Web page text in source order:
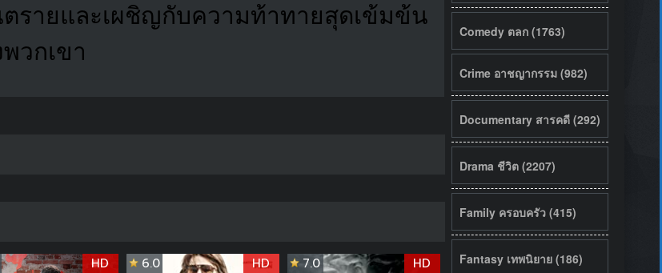
รายและเผชิญกับความท้าทายสุดเข้มข้น
วกเขา
HD 6.0 HD 7.0 HD
Comedy ตลก (1763)
Crime อาชญากรรม (982)
Documentary สารคดี (292)
Drama ชีวิต (2207)
Family ครอบครัว (415)
Fantasy เทพนิยาย (186)